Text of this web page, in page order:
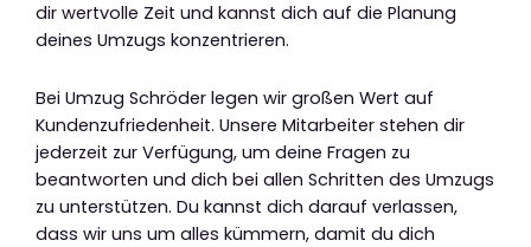
dir wertvolle Zeit und kannst dich auf die Planung
deines Umzugs konzentrieren.
Bei Umzug Schröder legen wir großen Wert auf
Kundenzufriedenheit. Unsere Mitarbeiter stehen dir
jederzeit zur Verfügung, um deine Fragen zu
beantworten und dich bei allen Schritten des Umzugs
zu unterstützen. Du kannst dich darauf verlassen,
dass wir uns um alles kümmern, damit du dich